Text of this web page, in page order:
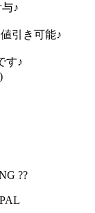
♪
引き可能♪
す♪
??